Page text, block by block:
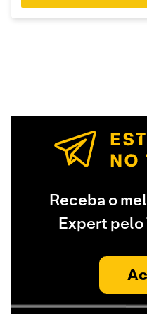
Receba o
Expert pelo